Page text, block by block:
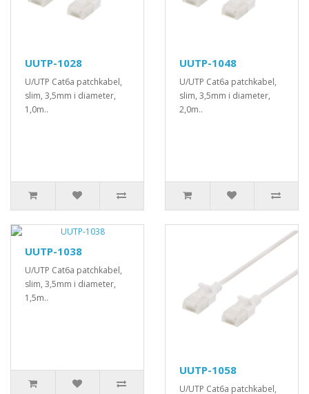
UUTP-1028
U/UTP Cat6a patchkabel,
slim, 3,5mm i diameter,
1,0m..
UUTP-1048
U/UTP Cat6a patchkabel,
slim, 3,5mm i diameter,
2,0m..
UUTP-1038
U/UTP Cat6a patchkabel,
slim, 3,5mm i diameter,
1,5m..
UUTP-1058
U/UTP Cat6a patchkabel,